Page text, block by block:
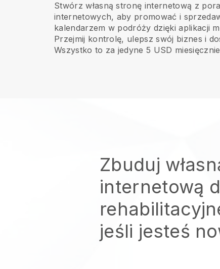
Stwórz własną stronę internetową z
internetowych, aby promować i
kalendarzem w podróży dzięki aplikacji
Przejmij kontrolę, ulepsz swój biznes i
Wszystko to za jedyne 5 USD
Zbuduj
internetową
jeśli jesteś